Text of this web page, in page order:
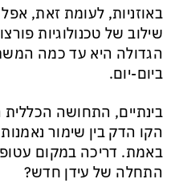
באוזניות, לעומת זאת,
שילוב של טכנולוגיות
הגדולה היא עד כמה
ביום-יום.
בינתיים, התחושה
הקו הדק בין שימור
באמת. דריכה במקום
התחלה של עידן חדש?